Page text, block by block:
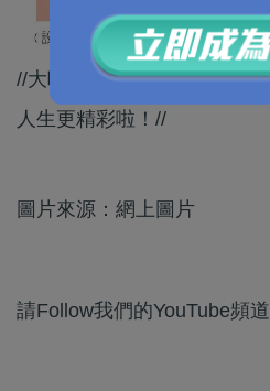
//大嗱嗱400萬薪津，楊議員
人生更精彩啦！//
圖片來源：網上圖片
請Follow我們的YouTube頻道